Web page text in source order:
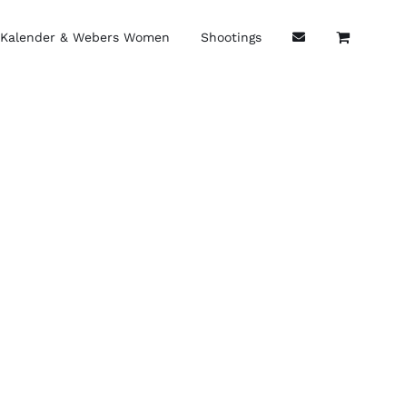
Kalender & Webers Women Shootings